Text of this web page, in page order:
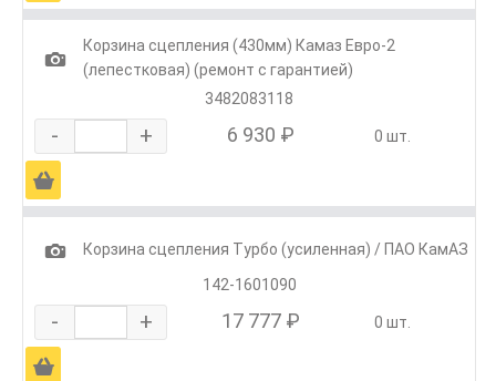
1
Корзина сцепления (430мм) Камаз Евро-2
(лепестковая) (ремонт с гарантией)
3482083118
- + 6 930 ₽ 0 шт.
Ä
1
Корзина сцепления Турбо (усиленная) / ПАО КамАЗ
142-1601090
- + 17 777 ₽ 0 шт.
Ä